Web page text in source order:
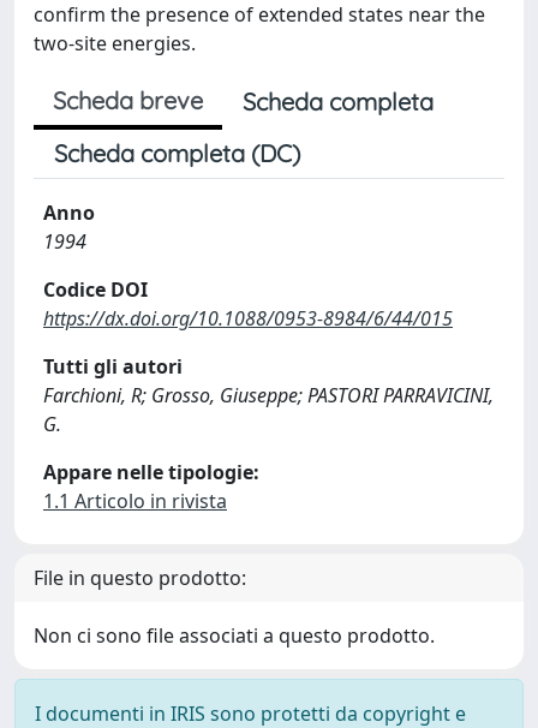
confirm the presence of extended states near the
two-site energies.
Scheda breve
Scheda completa
Scheda completa (DC)
Anno
1994
Codice DOI
https://dx.doi.org/10.1088/0953-8984/6/44/015
Tutti gli autori
Farchioni, R; Grosso, Giuseppe; PASTORI PARRAVICINI,
G.
Appare nelle tipologie:
1.1 Articolo in rivista
File in questo prodotto:
Non ci sono file associati a questo prodotto.
I documenti in IRIS sono protetti da copyright e